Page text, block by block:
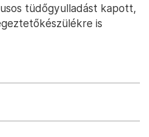
tüdőgyulladást kapott,
is